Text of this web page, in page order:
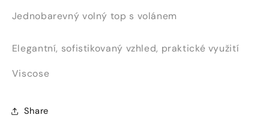
Jednobarevný volný top s volánem
Elegantní, sofistikovaný vzhled, praktické využití
Viscose
Share